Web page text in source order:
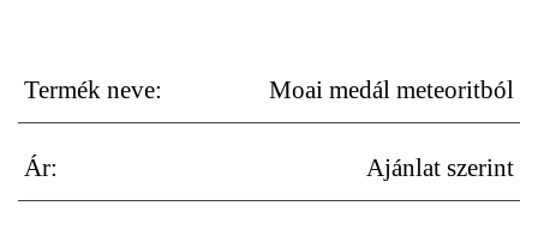
Termék neve: Moai medál meteoritból
Ár: Ajánlat szerint